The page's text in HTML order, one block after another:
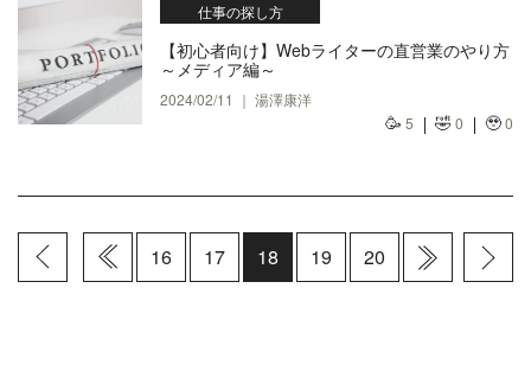
仕事の探し方
【初心者向け】Webライターの直営業のやり方
～メディア編～
2024/02/11 ｜ 湯澤康洋
🥳 5 🤣0 🥹0
16 17 18 19 20